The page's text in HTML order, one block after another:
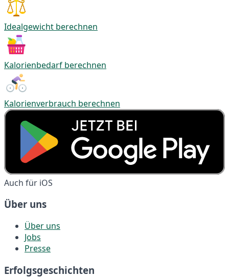
Idealgewicht berechnen
Kalorienbedarf berechnen
Kalorienverbrauch berechnen
Auch für iOS
Über uns
Über uns
Jobs
Presse
Erfolgsgeschichten